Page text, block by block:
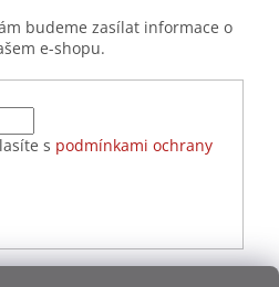
budeme zasílat informace o
e-shopu.
s podmínkami ochrany